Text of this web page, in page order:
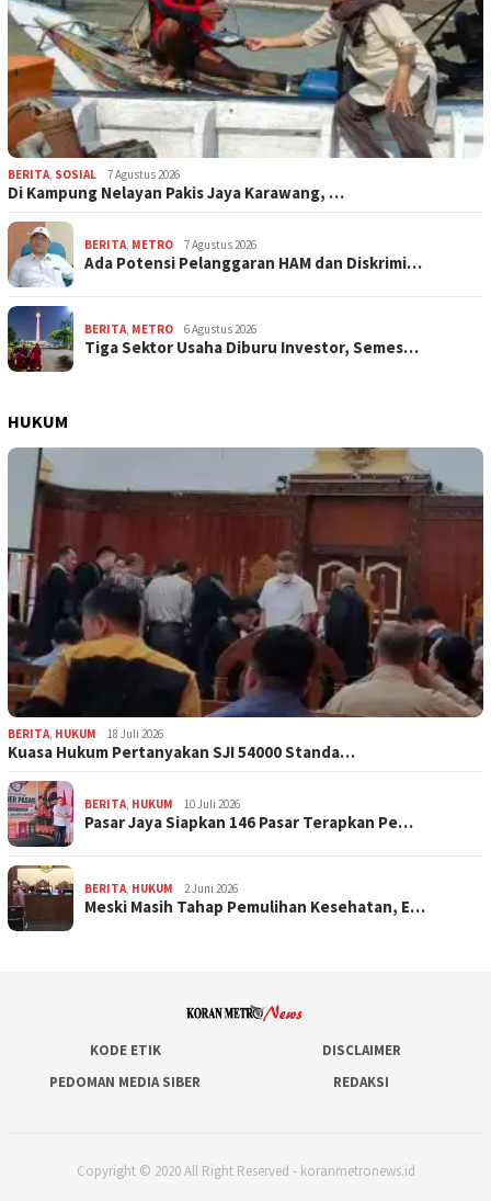
BERITA SOSIAL 7 Agustus 2026
Di Kampung Nelayan Pakis Jaya Karawang, …
BERITA METRO 7 Agustus 2026
Ada Potensi Pelanggaran HAM dan Diskrimi…
BERITA METRO 6 Agustus 2026
Tiga Sektor Usaha Diburu Investor, Semes…
HUKUM
BERITA HUKUM 18 Juli 2026
Kuasa Hukum Pertanyakan SJI 54000 Standa…
BERITA HUKUM 10 Juli 2026
Pasar Jaya Siapkan 146 Pasar Terapkan Pe…
BERITA HUKUM 2 Juni 2026
Meski Masih Tahap Pemulihan Kesehatan, E…
KODE ETIK
DISCLAIMER
PEDOMAN MEDIA SIBER
REDAKSI
Copyright © 2020 All Right Reserved - koranmetronews.id